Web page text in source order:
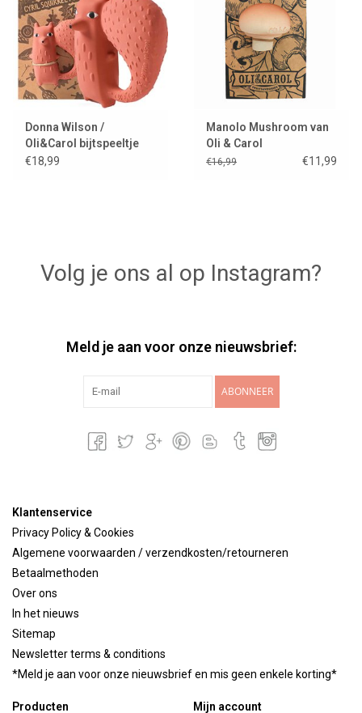
Donna Wilson /
Oli&Carol bijtspeeltje
Cyril Squirrel Fox
€18,99
Manolo Mushroom van
Oli & Carol
€16,99 €11,99
Volg je ons al op Instagram?
Meld je aan voor onze nieuwsbrief:
ABONNEER
Klantenservice
Privacy Policy & Cookies
Algemene voorwaarden / verzendkosten/retourneren
Betaalmethoden
Over ons
In het nieuws
Sitemap
Newsletter terms & conditions
*Meld je aan voor onze nieuwsbrief en mis geen enkele korting*
Producten Mijn account